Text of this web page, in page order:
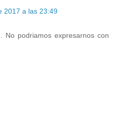
2017 a las 23:49
No podriamos expresarnos con